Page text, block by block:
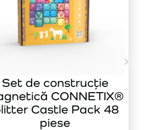
Set de construcție
CONNETIX®
Castle Pack 48
piese